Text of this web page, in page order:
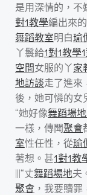
是用深情的，不
對1教學編出來的
舞蹈教室明白瑜
丫鬟給1對1教學
空間女服的丫家
地訪談走了進來
後，她可憐的女
“她好像舞蹈場地
一樣，傳聞聚會
室性任性，從瑜
著想。甚1對1教
|||“丈舞蹈場地夫
聚會 ，我要贖罪